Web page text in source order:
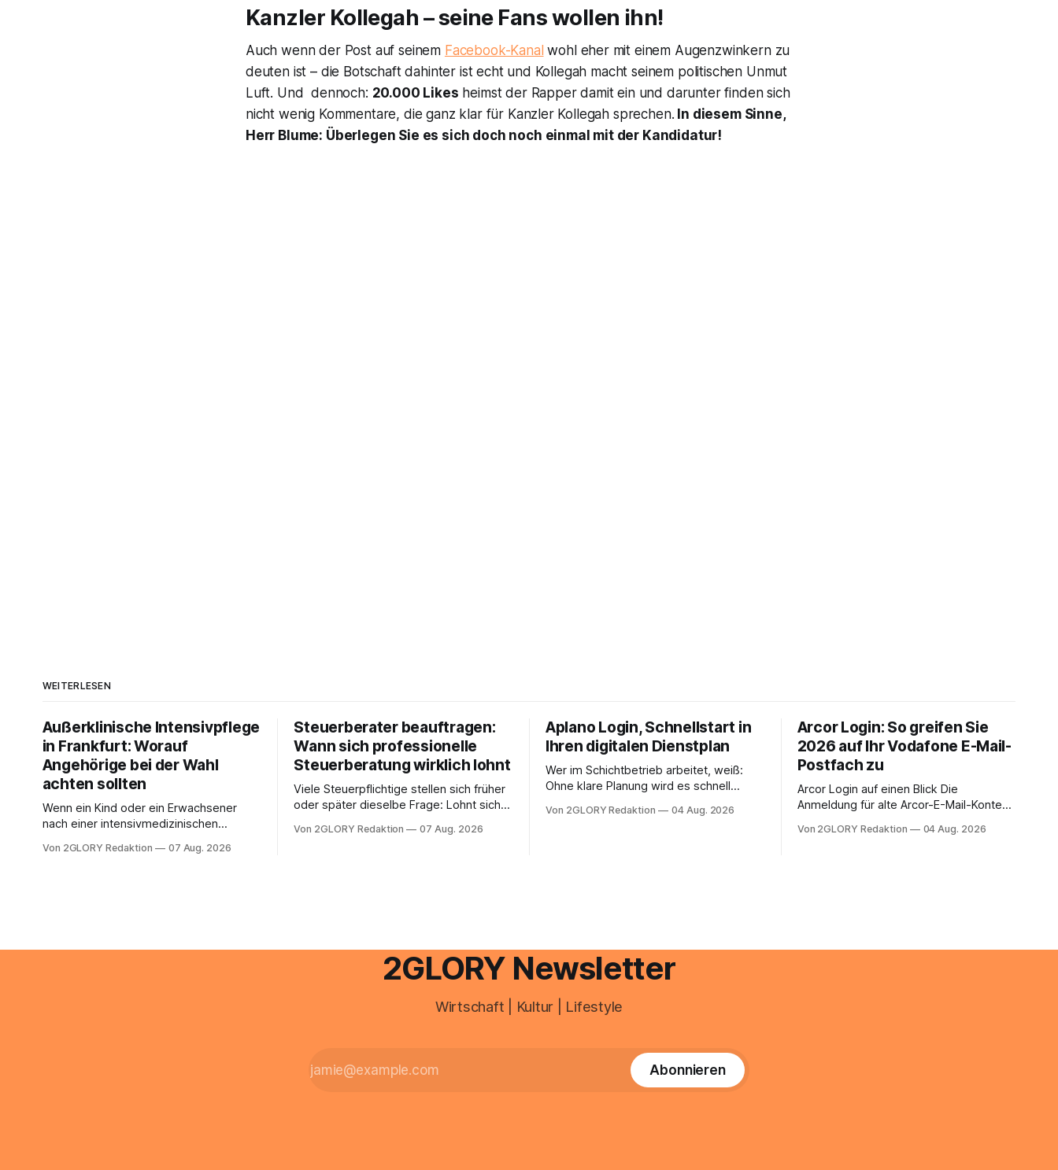
Kanzler Kollegah – seine Fans wollen ihn!
Auch wenn der Post auf seinem Facebook-Kanal wohl eher mit einem Augenzwinkern zu
deuten ist – die Botschaft dahinter ist echt und Kollegah macht seinem politischen Unmut
Luft. Und dennoch: 20.000 Likes heimst der Rapper damit ein und darunter finden sich
nicht wenig Kommentare, die ganz klar für Kanzler Kollegah sprechen. In diesem Sinne,
Herr Blume: Überlegen Sie es sich doch noch einmal mit der Kandidatur!
WEITERLESEN
Außerklinische Intensivpflege
in Frankfurt: Worauf
Angehörige bei der Wahl
achten sollten
Wenn ein Kind oder ein Erwachsener
nach einer intensivmedizinischen
oder eine engmaschige pflegerische
Intensivpflege bietet genau diese
Von 2GLORY Redaktion 07 Aug. 2026
Steuerberater beauftragen:
Wann sich professionelle
Steuerberatung wirklich lohnt
Viele Steuerpflichtige stellen sich früher
oder später dieselbe Frage: Lohnt sich
sich die Steuererklärung auch in
zahlt sich professionelle Unterstützung
Von 2GLORY Redaktion 07 Aug. 2026
Aplano Login, Schnellstart in
Ihren digitalen Dienstplan
Wer im Schichtbetrieb arbeitet, weiß:
Ohne klare Planung wird es schnell
zentraler Zugangspunkt, um dienstpläne,
Von 2GLORY Redaktion 04 Aug. 2026
Arcor Login: So greifen Sie
2026 auf Ihr Vodafone E-Mail-
Postfach zu
Arcor Login auf einen Blick Die
Anmeldung für alte Arcor-E-Mail-Konten
noch eine e mail adresse mit der Endung
Von 2GLORY Redaktion 04 Aug. 2026
2GLORY Newsletter
Wirtschaft | Kultur | Lifestyle
Abonnieren